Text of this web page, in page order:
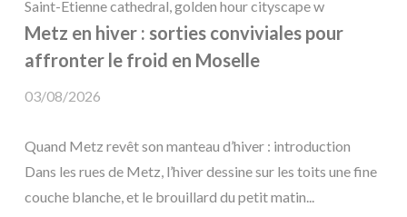
Metz en hiver : sorties conviviales pour
affronter le froid en Moselle
03/08/2026
Quand Metz revêt son manteau d’hiver : introduction
Dans les rues de Metz, l’hiver dessine sur les toits une fine
couche blanche, et le brouillard du petit matin...